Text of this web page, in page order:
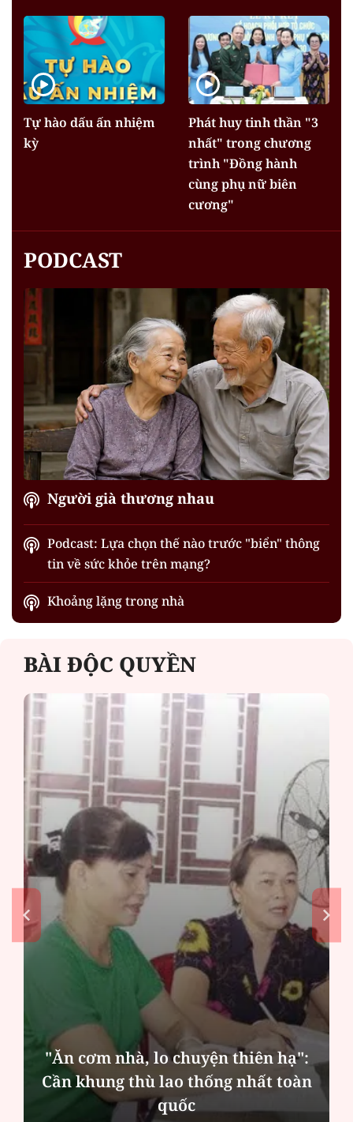
Tự hào dấu ấn nhiệm
kỳ
Phát huy tinh thần "3
nhất" trong chương
trình "Đồng hành
cùng phụ nữ biên
cương"
PODCAST
Người già thương nhau
Podcast: Lựa chọn thế nào trước "biển" thông
tin về sức khỏe trên mạng?
Khoảng lặng trong nhà
BÀI ĐỘC QUYỀN
"Ăn cơm nhà, lo chuyện thiên hạ":
Cần khung thù lao thống nhất toàn
quốc